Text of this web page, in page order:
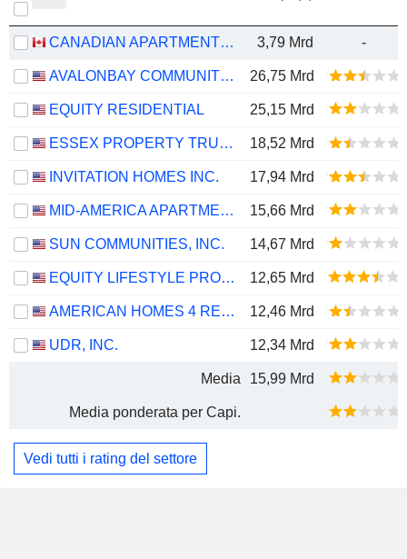
CANADIAN APARTMENT PROPERTIES REAL ESTATE INVESTMENT TRUST 3,79 Mrd -
AVALONBAY COMMUNITIES, INC. 26,75 Mrd
EQUITY RESIDENTIAL 25,15 Mrd
ESSEX PROPERTY TRUST, INC. 18,52 Mrd
INVITATION HOMES INC. 17,94 Mrd
MID-AMERICA APARTMENT COMMUNITIES, INC. 15,66 Mrd
SUN COMMUNITIES, INC. 14,67 Mrd
EQUITY LIFESTYLE PROPERTIES, INC. 12,65 Mrd
AMERICAN HOMES 4 RENT 12,46 Mrd
UDR, INC. 12,34 Mrd
Media 15,99 Mrd
Media ponderata per Capi.
Vedi tutti i rating del settore